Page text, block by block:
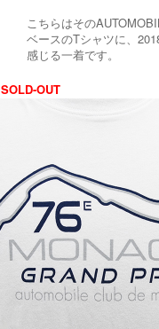
こちらはその
ベースのTシャツに、
感じる一着です。
SOLD-OUT